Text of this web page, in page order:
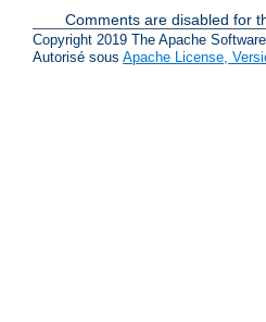
Comments are disabled for
Copyright 2019 The Apache
Autorisé sous Apache License,